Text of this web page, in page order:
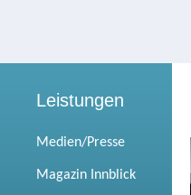
Medien/Presse
Magazin Innblick
Leistungen